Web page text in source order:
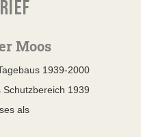
Moos
1939-2000
1939
als